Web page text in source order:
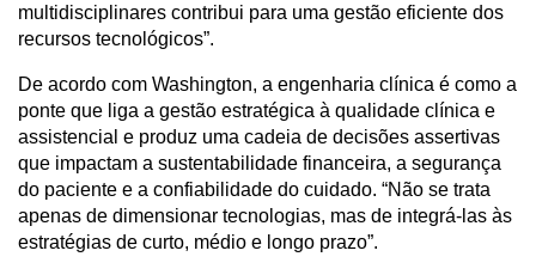
multidisciplinares contribui para uma gestão eficiente dos
recursos tecnológicos”.
De acordo com Washington, a engenharia clínica é como a
ponte que liga a gestão estratégica à qualidade clínica e
assistencial e produz uma cadeia de decisões assertivas
que impactam a sustentabilidade financeira, a segurança
do paciente e a confiabilidade do cuidado. “Não se trata
apenas de dimensionar tecnologias, mas de integrá-las às
estratégias de curto, médio e longo prazo”.